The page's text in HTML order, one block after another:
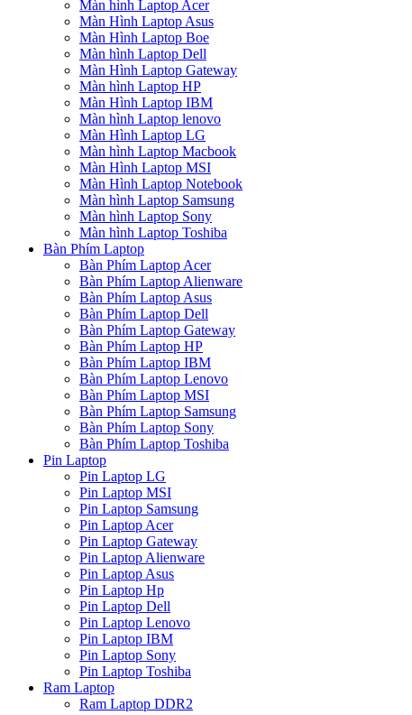
Màn hình Laptop Acer
Màn Hình Laptop Asus
Màn Hình Laptop Boe
Màn hình Laptop Dell
Màn Hình Laptop Gateway
Màn hình Laptop HP
Màn Hình Laptop IBM
Màn hình Laptop lenovo
Màn Hình Laptop LG
Màn hình Laptop Macbook
Màn Hình Laptop MSI
Màn Hình Laptop Notebook
Màn hình Laptop Samsung
Màn hình Laptop Sony
Màn hình Laptop Toshiba
Bàn Phím Laptop
Bàn Phím Laptop Acer
Bàn Phím Laptop Alienware
Bàn Phím Laptop Asus
Bàn Phím Laptop Dell
Bàn Phím Laptop Gateway
Bàn Phím Laptop HP
Bàn Phím Laptop IBM
Bàn Phím Laptop Lenovo
Bàn Phím Laptop MSI
Bàn Phím Laptop Samsung
Bàn Phím Laptop Sony
Bàn Phím Laptop Toshiba
Pin Laptop
Pin Laptop LG
Pin Laptop MSI
Pin Laptop Samsung
Pin Laptop Acer
Pin Laptop Gateway
Pin Laptop Alienware
Pin Laptop Asus
Pin Laptop Hp
Pin Laptop Dell
Pin Laptop Lenovo
Pin Laptop IBM
Pin Laptop Sony
Pin Laptop Toshiba
Ram Laptop
Ram Laptop DDR2